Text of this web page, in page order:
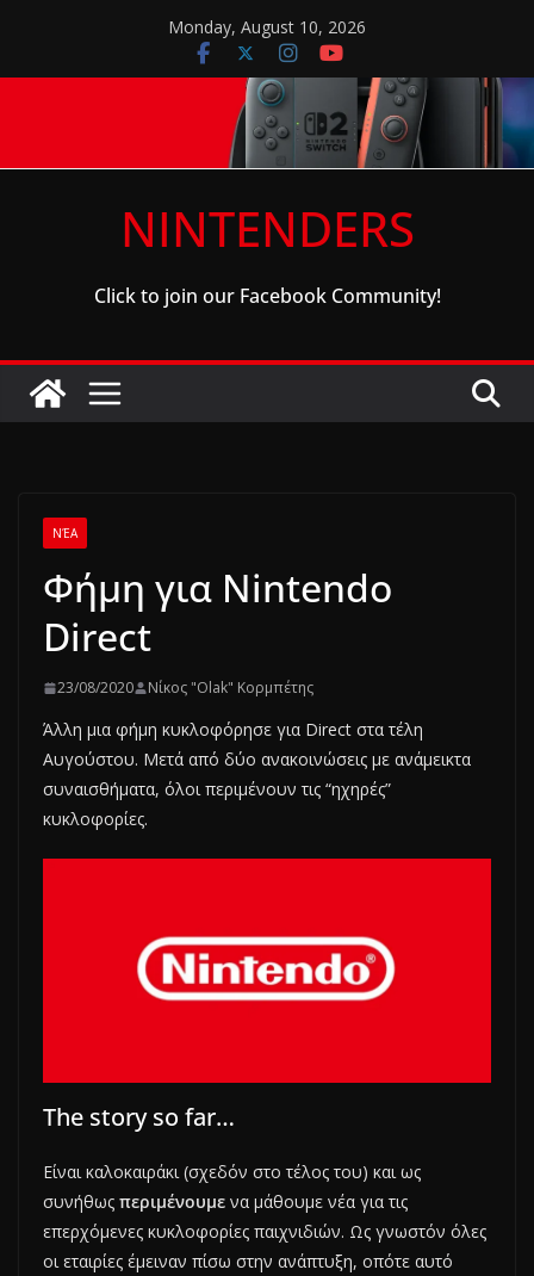
content
Monday, August 10, 2026
NINTENDERS
Click to join our Facebook Community!
ΝΈΑ
Φήμη για Nintendo
Direct
23/08/2020 Νίκος "Olak" Κορμπέτης
Άλλη μια φήμη κυκλοφόρησε για Direct στα τέλη
Αυγούστου. Μετά από δύο ανακοινώσεις με ανάμεικτα
συναισθήματα, όλοι περιμένουν τις “ηχηρές”
κυκλοφορίες.
The story so far…
Είναι καλοκαιράκι (σχεδόν στο τέλος του) και ως
συνήθως περιμένουμε να μάθουμε νέα για τις
επερχόμενες κυκλοφορίες παιχνιδιών. Ως γνωστόν όλες
οι εταιρίες έμειναν πίσω στην ανάπτυξη, οπότε αυτό